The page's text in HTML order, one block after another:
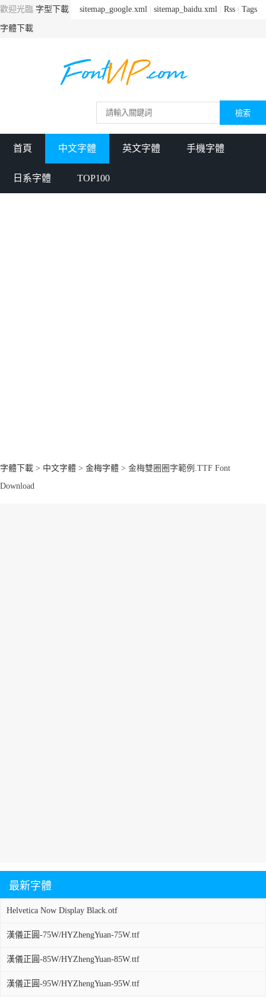
sitemap_google.xml sitemap_baidu.xml Rss Tags
歡迎光臨 字型下載
字體下載
首頁 中文字體 英文字體 手機字體
日系字體 TOP100
字體下載 > 中文字體 > 金梅字體 > 金梅雙圈圈字範例.TTF Font
Download
最新字體
Helvetica Now Display Black.otf
漢儀正圓-75W/HYZhengYuan-75W.ttf
漢儀正圓-85W/HYZhengYuan-85W.ttf
漢儀正圓-95W/HYZhengYuan-95W.ttf